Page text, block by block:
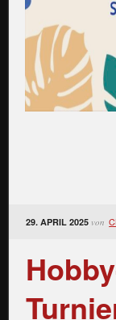
29. APRIL 2025 von